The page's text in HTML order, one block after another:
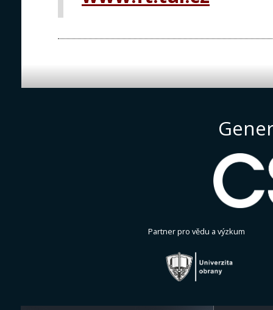
Partner pro vědu a výzkum